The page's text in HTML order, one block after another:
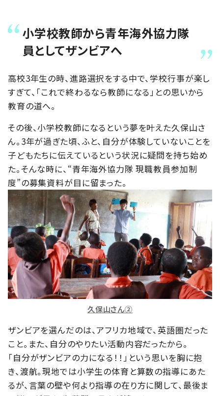
小学校教師から青年海外協力隊
員としてザンビアへ
高校3年生の時、進路選択をする中で、学校行事が楽し
すぎて、「これで終わるなら教師になる」との思いから
教育の道へ。
その後、小学校教師になるという夢を叶えた久保山さ
ん。3年が過ぎた頃、ふと、自分が体験していないことを
子どもたちに伝えているという状況に疑問を持ち始め
た。そんな時に、“青年海外協力隊 現職教員参加制
度”の募集資料が目に留まった。
久保山さん②
ザンビアを選んだのは、アフリカ地域で、英語圏だった
こと。また、自分のやりたい活動内容だったから。
「自分がザンビアの力になる！！」という思いを胸に抱
き、渡航。現地では小学生の体育と算数の指導にあた
るが、言葉の壁や何より指導の在り方に関して、最後ま